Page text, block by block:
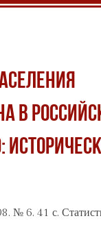
В
№ 6. 41 с.